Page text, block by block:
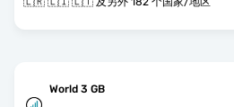
World 3 GB